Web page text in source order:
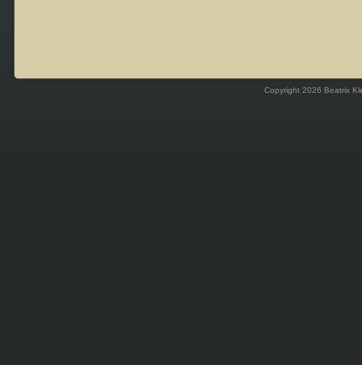
Copyright 2026 Beatrix